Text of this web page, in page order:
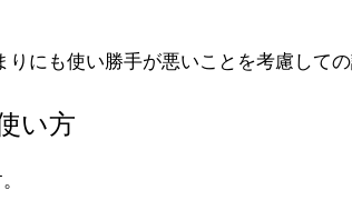
にも使い勝手が悪いことを考慮しての
い方